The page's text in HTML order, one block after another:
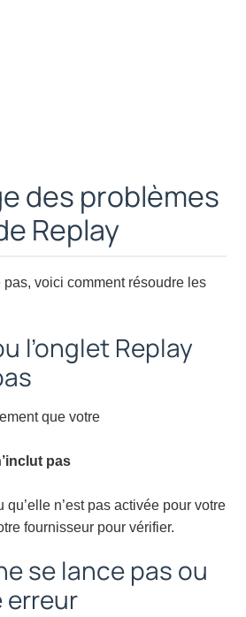
des problèmes
Replay
voici comment résoudre les
l’onglet Replay
que votre
pas
qu’elle n’est pas activée pour votre
fournisseur pour vérifier.
se lance pas ou
erreur